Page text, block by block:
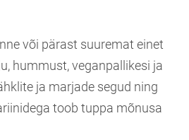
või pärast suuremat einet
hummust, veganpallikesi ja
ja marjade segud ning
toob tuppa mõnusa